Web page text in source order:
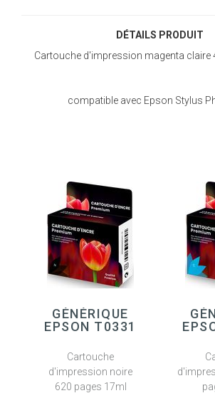
DÉTAILS PRODUIT
Cartouche d'impression magenta claire
compatible avec Epson Stylus
GÉNÉRIQUE
EPSON T0331
Cartouche
d'impression noire
620 pages 17ml